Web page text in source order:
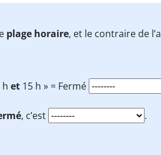
plage horaire, et le contraire de
h et 15 h » = Fermé
, c’est .